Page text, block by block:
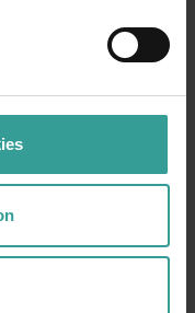
文化、そして
重いたします。
してこられた
からこそ、西
光客を惹きつ
ことを深く受